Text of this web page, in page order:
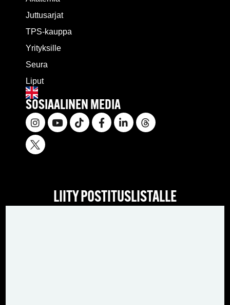
Juttusarjat
TPS-kauppa
Yrityksille
Seura
Liput
SOSIAALINEN MEDIA
LIITY POSTITUSLISTALLE